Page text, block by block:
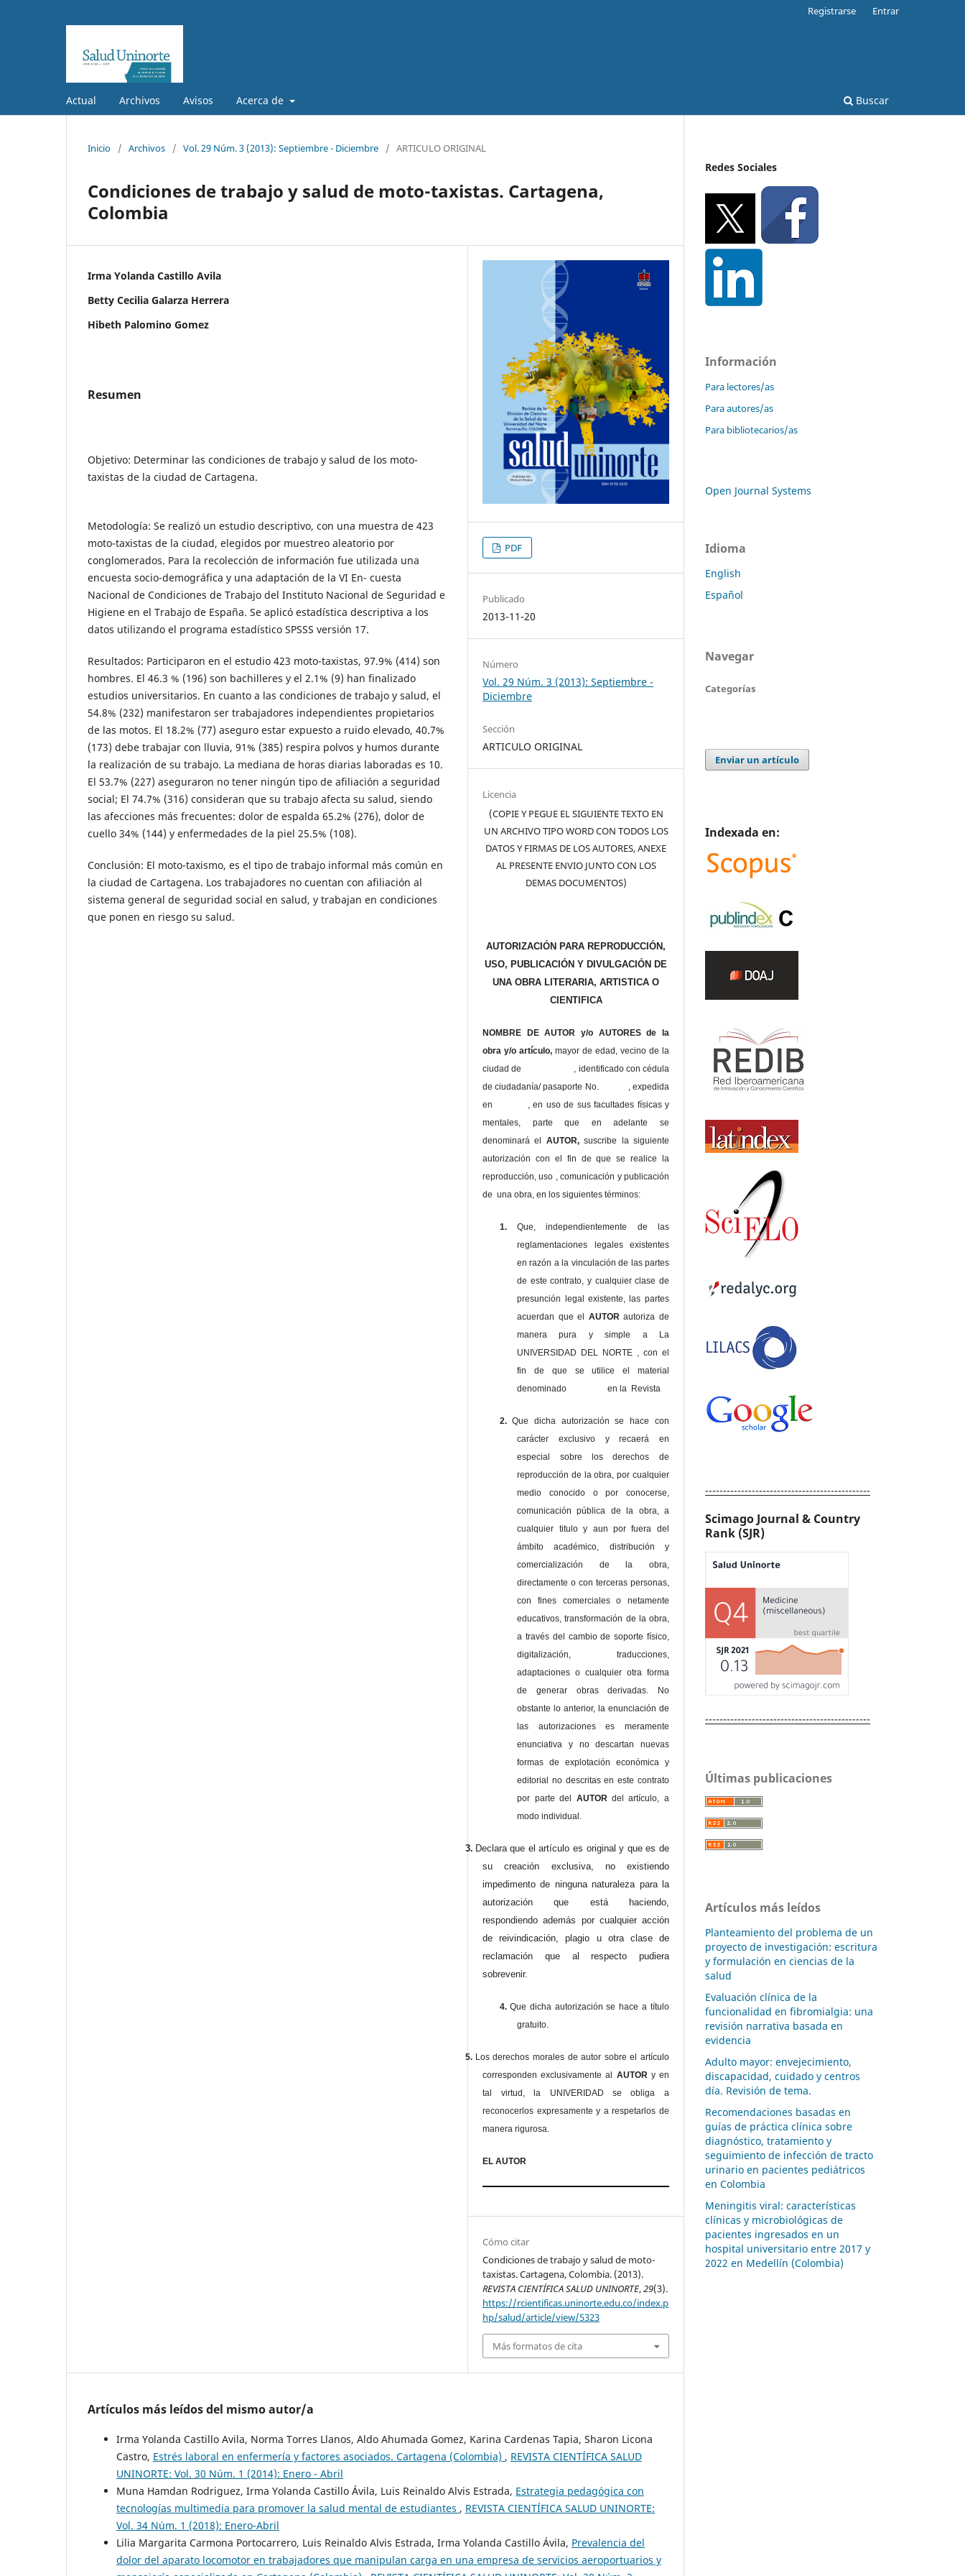
Actual Archivos Avisos Acerca de Buscar
Registrarse Entrar
Inicio / Archivos / Vol. 29 Núm. 3 (2013): Septiembre - Diciembre / ARTICULO ORIGINAL
Condiciones de trabajo y salud de moto-taxistas. Cartagena,
Colombia
Irma Yolanda Castillo Avila
Betty Cecilia Galarza Herrera
Hibeth Palomino Gomez
Resumen
Objetivo: Determinar las condiciones de trabajo y salud de los moto-
taxistas de la ciudad de Cartagena.
Metodología: Se realizó un estudio descriptivo, con una muestra de 423
moto-taxistas de la ciudad, elegidos por muestreo aleatorio por
conglomerados. Para la recolección de información fue utilizada una
encuesta socio-demográfica y una adaptación de la VI En- cuesta
Nacional de Condiciones de Trabajo del Instituto Nacional de Seguridad e
Higiene en el Trabajo de España. Se aplicó estadística descriptiva a los
datos utilizando el programa estadístico SPSSS versión 17.
Resultados: Participaron en el estudio 423 moto-taxistas, 97.9% (414) son
hombres. El 46.3 % (196) son bachilleres y el 2.1% (9) han finalizado
estudios universitarios. En cuanto a las condiciones de trabajo y salud, el
54.8% (232) manifestaron ser trabajadores independientes propietarios
de las motos. El 18.2% (77) aseguro estar expuesto a ruido elevado, 40.7%
(173) debe trabajar con lluvia, 91% (385) respira polvos y humos durante
la realización de su trabajo. La mediana de horas diarias laboradas es 10.
El 53.7% (227) aseguraron no tener ningún tipo de afiliación a seguridad
social; El 74.7% (316) consideran que su trabajo afecta su salud, siendo
las afecciones más frecuentes: dolor de espalda 65.2% (276), dolor de
cuello 34% (144) y enfermedades de la piel 25.5% (108).
Conclusión: El moto-taxismo, es el tipo de trabajo informal más común en
la ciudad de Cartagena. Los trabajadores no cuentan con afiliación al
sistema general de seguridad social en salud, y trabajan en condiciones
que ponen en riesgo su salud.
PDF
Publicado
2013-11-20
Número
Vol. 29 Núm. 3 (2013): Septiembre -
Diciembre
Sección
ARTICULO ORIGINAL
Licencia
(COPIE Y PEGUE EL SIGUIENTE TEXTO EN
UN ARCHIVO TIPO WORD CON TODOS LOS
DATOS Y FIRMAS DE LOS AUTORES, ANEXE
AL PRESENTE ENVIO JUNTO CON LOS
DEMAS DOCUMENTOS)
AUTORIZACIÓN PARA REPRODUCCIÓN,
USO, PUBLICACIÓN Y DIVULGACIÓN DE
UNA OBRA LITERARIA, ARTISTICA O
CIENTIFICA
NOMBRE DE AUTOR y/o AUTORES de la
obra y/o artículo,mayor de edad, vecino de la
ciudad de , identificado con cédula
de ciudadanía/ pasaporte No. , expedida
en , en uso de sus facultades físicas y
mentales, parte que en adelante se
denominará el
AUTOR,suscribe la siguiente
autorización con el fin de que se realice la
reproducción, uso , comunicación y publicación
de una obra, en los siguientes términos:
1.
Que, independientemente de las
reglamentaciones legales existentes
en razón a la vinculación de las partes
de este contrato, y cualquier clase de
presunción legal existente, las partes
acuerdan que el AUTORautoriza de
manera pura y simple a La
UNIVERSIDAD DEL NORTE , con el
fin de que se utilice el material
denominado en la Revista
2. Que dicha autorización se hace con
carácter exclusivo y recaerá en
especial sobre los derechos de
reproducción de la obra, por cualquier
medio conocido o por conocerse,
comunicación pública de la obra, a
cualquier titulo y aun por fuera del
ámbito académico, distribución y
comercialización de la obra,
directamente o con terceras personas,
con fines comerciales o netamente
educativos, transformación de la obra,
a través del cambio de soporte físico,
digitalización, traducciones,
adaptaciones o cualquier otra forma
de generar obras derivadas. No
obstante lo anterior, la enunciación de
las autorizaciones es meramente
enunciativa y no descartan nuevas
formas de explotación económica y
editorial no descritas en este contrato
por parte del AUTORdel artículo, a
modo individual.
3. Declara que el artículo es original y que es de
su creación exclusiva, no existiendo
impedimento de ninguna naturaleza para la
autorización que está haciendo,
respondiendo además por cualquier acción
de reivindicación, plagio u otra clase de
reclamación que al respecto pudiera
sobrevenir.
4. Que dicha autorización se hace a título
gratuito.
5. Los derechos morales de autor sobre el artículo
corresponden exclusivamente al AUTOR y en
tal virtud, la UNIVERIDAD se obliga a
reconocerlos expresamente y a respetarlos de
manera rigurosa.
EL AUTOR
Cómo citar
Condiciones de trabajo y salud de moto-
taxistas. Cartagena, Colombia. (2013).
REVISTA CIENTÍFICA SALUD UNINORTE,29(3).
https://rcientificas.uninorte.edu.co/index.p
hp/salud/article/view/5323
Más formatos de cita
Artículos más leídos del mismo autor/a
Irma Yolanda Castillo Avila, Norma Torres Llanos, Aldo Ahumada Gomez, Karina Cardenas Tapia, Sharon Licona
Castro, Estrés laboral en enfermería y factores asociados. Cartagena (Colombia) , REVISTA CIENTÍFICA SALUD
UNINORTE: Vol. 30 Núm. 1 (2014): Enero - Abril
Muna Hamdan Rodriguez, Irma Yolanda Castillo Ávila, Luis Reinaldo Alvis Estrada, Estrategia pedagógica con
tecnologías multimedia para promover la salud mental de estudiantes , REVISTA CIENTÍFICA SALUD UNINORTE:
Vol. 34 Núm. 1 (2018): Enero-Abril
Lilia Margarita Carmona Portocarrero, Luis Reinaldo Alvis Estrada, Irma Yolanda Castillo Ávila, Prevalencia del
dolor del aparato locomotor en trabajadores que manipulan carga en una empresa de servicios aeroportuarios y
Redes Sociales
Información
Para lectores/as
Para autores/as
Para bibliotecarios/as
Open Journal Systems
Idioma
English
Español
Navegar
Categorías
Enviar un artículo
Indexada en:
----------------------------------------------
Scimago Journal & Country
Rank (SJR)
----------------------------------------------
Últimas publicaciones
Artículos más leídos
Planteamiento del problema de un
proyecto de investigación: escritura
y formulación en ciencias de la
salud
Evaluación clínica de la
funcionalidad en fibromialgia: una
revisión narrativa basada en
evidencia
Adulto mayor: envejecimiento,
discapacidad, cuidado y centros
día. Revisión de tema.
Recomendaciones basadas en
guías de práctica clínica sobre
diagnóstico, tratamiento y
seguimiento de infección de tracto
urinario en pacientes pediátricos
en Colombia
Meningitis viral: características
clínicas y microbiológicas de
pacientes ingresados en un
hospital universitario entre 2017 y
2022 en Medellín (Colombia)